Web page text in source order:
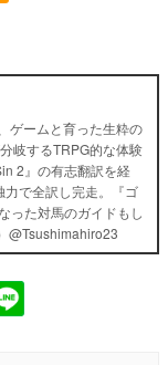
ゲームと育った生粋の
岐するTRPG的な体験
2』の有志翻訳を経
で全訳し完走。『ゴ
った対馬のガイドもし
@Tsushimahiro23